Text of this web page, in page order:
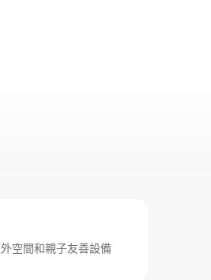
空間和親子友善設備